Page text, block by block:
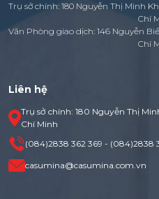
Trụ sở chính: 180 Nguyễn Thị Minh
Chí
Văn Phòng giao dịch: 146 Nguyễn
Chí
Liên hệ
Trụ sở chính: 180 Nguyễn Thị
Chí Minh
(084)2838 362 369 - (084)2838
casumina@casumina.com.vn